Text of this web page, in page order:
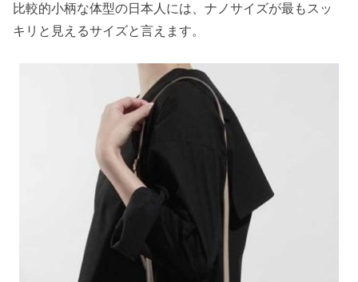
比較的小柄な体型の日本人には、ナノサイズが最もスッ
キリと見えるサイズと言えます。